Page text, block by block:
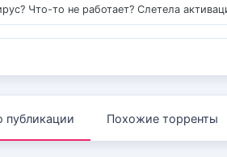
Что-то не работает? Слетела
Похожие торренты